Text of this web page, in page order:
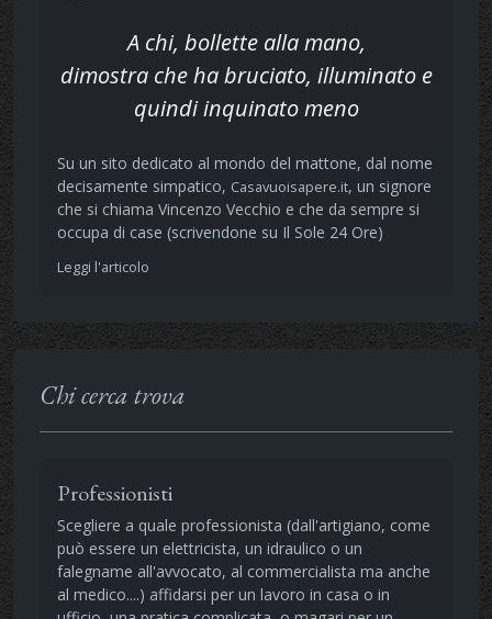
A chi, bollette alla mano,
dimostra che ha bruciato, illuminato e
quindi inquinato meno
Su un sito dedicato al mondo del mattone, dal nome
decisamente simpatico, Casavuoisapere.it, un signore
che si chiama Vincenzo Vecchio e che da sempre si
occupa di case (scrivendone su Il Sole 24 Ore)
Leggi l'articolo
Chi cerca trova
Professionisti
Scegliere a quale professionista (dall'artigiano, come
può essere un elettricista, un idraulico o un
falegname all'avvocato, al commercialista ma anche
al medico....) affidarsi per un lavoro in casa o in